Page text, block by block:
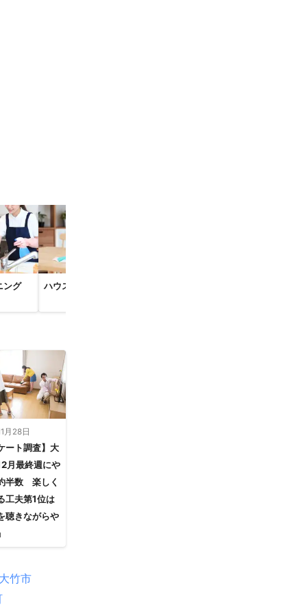
ング ハウスクリーニング
月28日
ート調査】大
月最終週にや
半数 楽しく
工夫第1位は
聴きながらや
大竹市